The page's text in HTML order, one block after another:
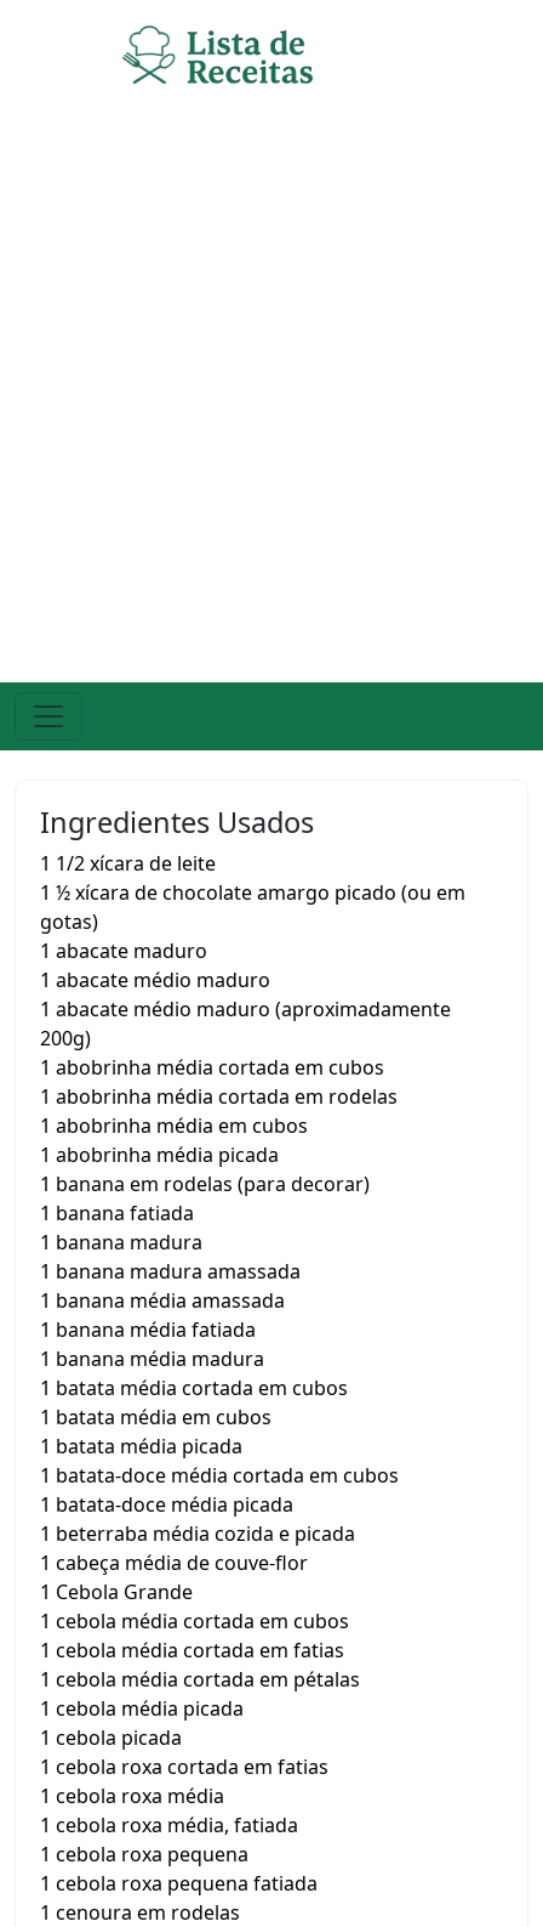
Ingredientes Usados
1 1/2 xícara de leite
1 ½ xícara de chocolate amargo picado (ou em
gotas)
1 abacate maduro
1 abacate médio maduro
1 abacate médio maduro (aproximadamente
200g)
1 abobrinha média cortada em cubos
1 abobrinha média cortada em rodelas
1 abobrinha média em cubos
1 abobrinha média picada
1 banana em rodelas (para decorar)
1 banana fatiada
1 banana madura
1 banana madura amassada
1 banana média amassada
1 banana média fatiada
1 banana média madura
1 batata média cortada em cubos
1 batata média em cubos
1 batata média picada
1 batata-doce média cortada em cubos
1 batata-doce média picada
1 beterraba média cozida e picada
1 cabeça média de couve-flor
1 Cebola Grande
1 cebola média cortada em cubos
1 cebola média cortada em fatias
1 cebola média cortada em pétalas
1 cebola média picada
1 cebola picada
1 cebola roxa cortada em fatias
1 cebola roxa média
1 cebola roxa média, fatiada
1 cebola roxa pequena
1 cebola roxa pequena fatiada
1 cenoura em rodelas